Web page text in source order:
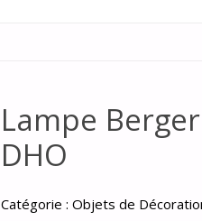
Lampe Berger
DHO
Catégorie :Objets de